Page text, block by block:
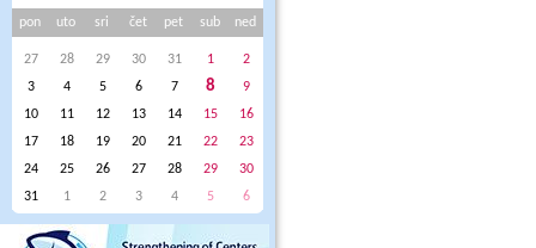
pon uto sri čet pet sub ned
27 28 29 30 31 1
2
3
4 5 6 7 8
9
10
11 12 13 14 15
16
17
18 19 20 21 22
23
24
25 26 27 28 29
30
31
1 2 3 4 5 6